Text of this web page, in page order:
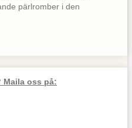
pärlromber i den
oss på: